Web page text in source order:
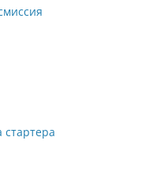
стартера